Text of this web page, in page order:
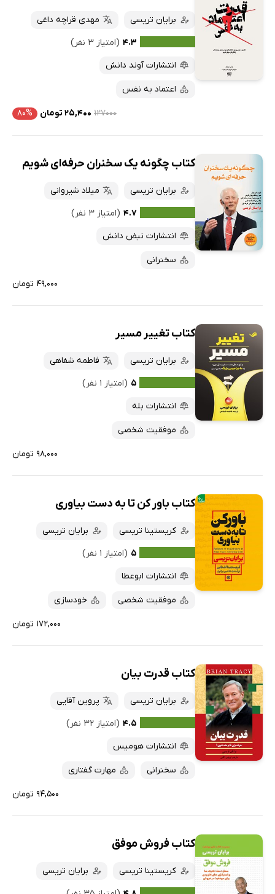
برایان تریسی
مهدی قراچه داغی
۴.۳ (امتیاز ۳ نفر)
انتشارات آوند دانش
اعتماد به نفس
۱۲۷۰۰۰ ۲۵,۴۰۰ تومان ۸۰%
کتاب چگونه یک سخنران حرفه‌ای شویم
برایان تریسی
میلاد شیروانی
۴.۷ (امتیاز ۳ نفر)
انتشارات نبض دانش
سخنرانی
۴۹,۰۰۰ تومان
کتاب تغییر مسیر
برایان تریسی
فاطمه شفاهی
۵ (امتیاز ۱ نفر)
انتشارات بله
موفقیت شخصی
۹۸,۰۰۰ تومان
کتاب باور کن تا به دست بیاوری
کریستینا تریسی
برایان تریسی
۵ (امتیاز ۱ نفر)
انتشارات ابوعطا
موفقیت شخصی خودسازی
۱۷۲,۰۰۰ تومان
کتاب قدرت بیان
برایان تریسی
پروین آقایی
۴.۵ (امتیاز ۳۲ نفر)
انتشارات هومیس
سخنرانی مهارت گفتاری
۹۴,۵۰۰ تومان
کتاب فروش موفق
کریستینا تریسی
برایان تریسی